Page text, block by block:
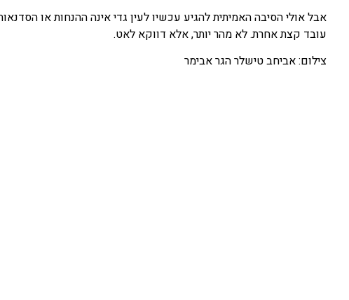
אבל אולי הסיבה האמיתית להגיע עכשיו לעין גדי אינה ההנחות או
עובד קצת אחרת. לא מהר יותר, אלא דווקא לאט.
צילום: אביחב טישלר הגר אבימר